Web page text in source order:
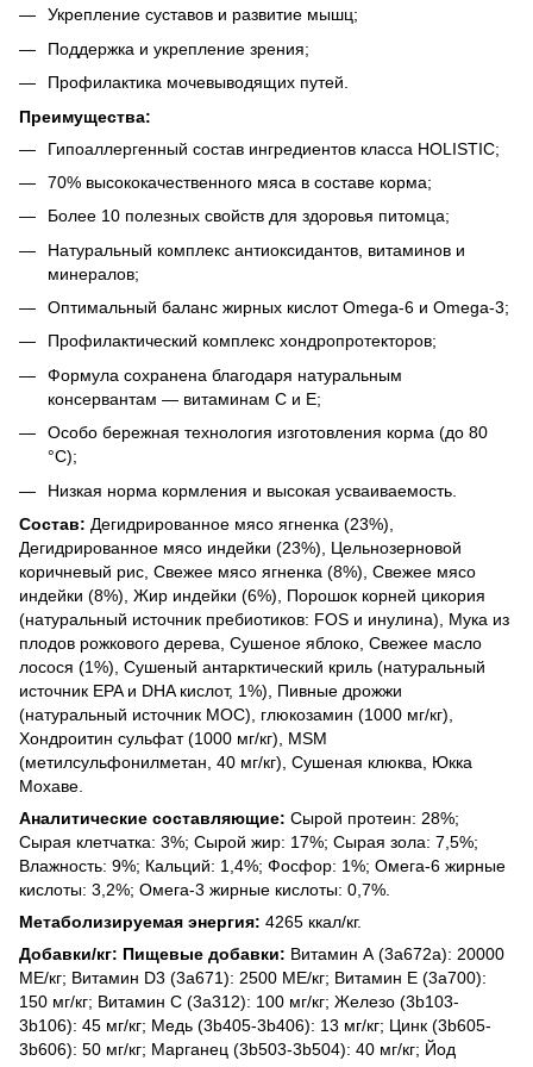
Укрепление суставов и развитие мышц;
Поддержка и укрепление зрения;
Профилактика мочевыводящих путей.
Преимущества:
Гипоаллергенный состав ингредиентов класса HOLISTIC;
70% высококачественного мяса в составе корма;
Более 10 полезных свойств для здоровья питомца;
Натуральный комплекс антиоксидантов, витаминов и
минералов;
Оптимальный баланс жирных кислот Omega-6 и Omega-3;
Профилактический комплекс хондропротекторов;
Формула сохранена благодаря натуральным
консервантам — витаминам C и E;
Особо бережная технология изготовления корма (до 80
°С);
Низкая норма кормления и высокая усваиваемость.
Состав: Дегидрированное мясо ягненка (23%),
Дегидрированное мясо индейки (23%), Цельнозерновой
коричневый рис, Свежее мясо ягненка (8%), Свежее мясо
индейки (8%), Жир индейки (6%), Порошок корней цикория
(натуральный источник пребиотиков: FOS и инулина), Мука из
плодов рожкового дерева, Сушеное яблоко, Свежее масло
лосося (1%), Сушеный антарктический криль (натуральный
источник EPA и DHA кислот, 1%), Пивные дрожжи
(натуральный источник МОС), глюкозамин (1000 мг/кг),
Хондроитин сульфат (1000 мг/кг), MSM
(метилсульфонилметан, 40 мг/кг), Сушеная клюква, Юкка
Мохаве.
Аналитические составляющие: Сырой протеин: 28%;
Сырая клетчатка: 3%; Сырой жир: 17%; Сырая зола: 7,5%;
Влажность: 9%; Кальций: 1,4%; Фосфор: 1%; Омега-6 жирные
кислоты: 3,2%; Омега-3 жирные кислоты: 0,7%.
Метаболизируемая энергия: 4265 ккал/кг.
Добавки/кг: Пищевые добавки: Витамин А (3a672a): 20000
МЕ/кг; Витамин D3 (3a671): 2500 МЕ/кг; Витамин Е (3a700):
150 мг/кг; Витамин С (3a312): 100 мг/кг; Железо (3b103-
3b106): 45 мг/кг; Медь (3b405-3b406): 13 мг/кг; Цинк (3b605-
3b606): 50 мг/кг; Марганец (3b503-3b504): 40 мг/кг; Йод